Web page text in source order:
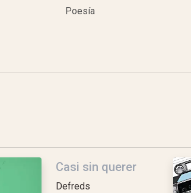
Poesía
Casi sin querer
Defreds